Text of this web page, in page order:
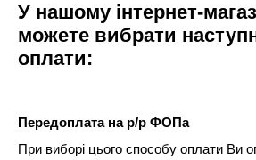
У нашому інтернет-
можете вибрати
оплати:
Передоплата на р/р ФОПа
При виборі цього способу оплати Ви